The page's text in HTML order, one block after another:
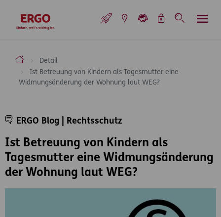
zur Startseite
ERGO Versicherung Aktiengesellschaft
Detail
Ist Betreuung von Kindern als Tagesmutter eine
Widmungsänderung der Wohnung laut WEG?
Ist Betreuung von Kindern als
Tagesmutter eine Widmungsänderung
der Wohnung laut WEG?
ERGO Blog | Rechtsschutz